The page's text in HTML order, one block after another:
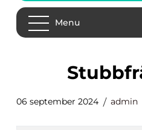
Menu
06 september 2024 admin